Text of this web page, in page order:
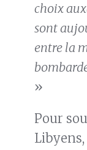
choix
sont
entre la
»
Pour
Libyens,